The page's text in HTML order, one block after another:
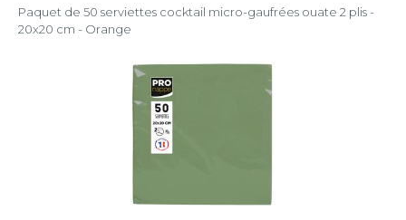
Paquet de 50 serviettes cocktail micro-gaufrées ouate 2 plis -
20x20 cm - Orange